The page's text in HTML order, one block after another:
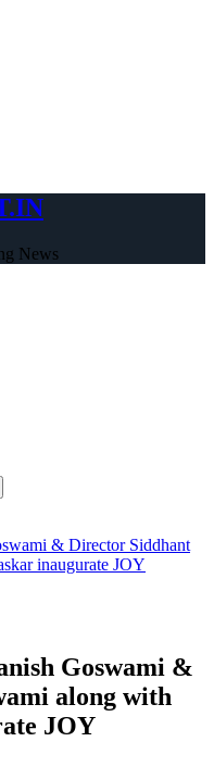
News
& Director Siddhant
inaugurate JOY
Goswami &
along with
JOY